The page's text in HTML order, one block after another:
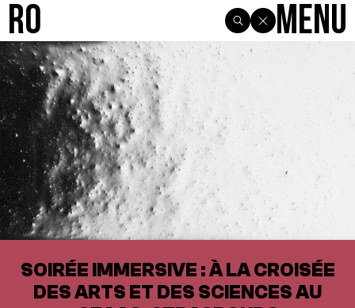
R0 Menu
SOIRÉE IMMERSIVE : À LA CROISÉE
DES ARTS ET DES SCIENCES AU